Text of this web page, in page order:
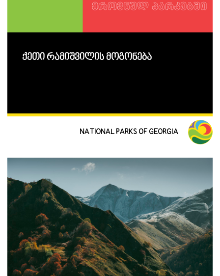
ქეთი რამიშვილის მოგონება
NATIONAL PARKS OF GEORGIA